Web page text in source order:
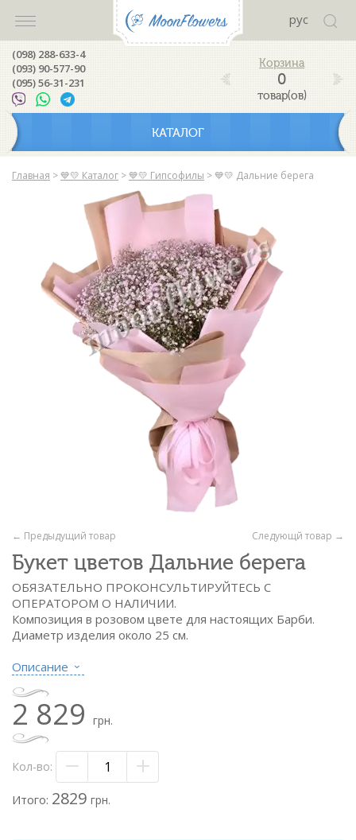
рус
(098) 288-633-4
(093) 90-577-90
(095) 56-31-231
0
товар(ов)
КАТАЛОГ
Главная > 💙💛 Каталог > 💙💛 Гипсофилы > 💙💛 Дальние берега
Следующй товар →
← Предыдущий товар
Букет цветов Дальние берега
ОБЯЗАТЕЛЬНО ПРОКОНСУЛЬТИРУЙТЕСЬ С
ОПЕРАТОРОМ О НАЛИЧИИ.
Композиция в розовом цвете для настоящих Барби.
Диаметр изделия около 25 см.
Состав:
- флористическая бумага
- лента атласная
Метки: #цветная гипсофила#крашенная
гипсофила#стойкие цветы#
#букет гипсофилы#букет цветной
гипсофилы#окрашенная гипсофила#кашка#
Описание
2 829 грн.
Кол-во:
Итого: 2829 грн.